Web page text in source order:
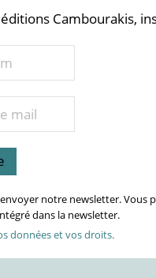
Cambourakis,
notre newsletter. Vous
dans la newsletter.
données et vos droits.